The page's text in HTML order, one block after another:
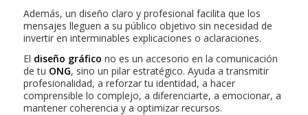
Además, un diseño claro y profesional facilita que los
mensajes lleguen a su público objetivo sin necesidad de
invertir en interminables explicaciones o aclaraciones.
El diseño gráfico no es un accesorio en la comunicación
de tu ONG, sino un pilar estratégico. Ayuda a transmitir
profesionalidad, a reforzar tu identidad, a hacer
comprensible lo complejo, a diferenciarte, a emocionar, a
mantener coherencia y a optimizar recursos.